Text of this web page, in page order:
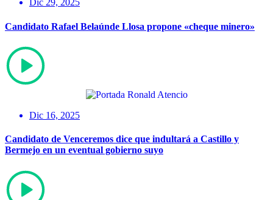
Dic 29, 2025
Candidato Rafael Belaúnde Llosa propone «cheque minero»
Dic 16, 2025
Candidato de Venceremos dice que indultará a Castillo y
Bermejo en un eventual gobierno suyo